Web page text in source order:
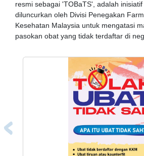
resmi sebagai 'TOBaTS', adalah
diluncurkan oleh Divisi Penegakan
Kesehatan Malaysia untuk mengatasi
pasokan obat yang tidak terdaftar di